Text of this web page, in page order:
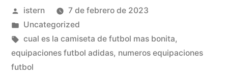
2020»
Publicado
por
istern
7 de febrero de 2023
Publicado
en
Uncategorized
Etiquetas:
cual es la camiseta de futbol mas bonita,
equipaciones futbol adidas, numeros equipaciones
futbol